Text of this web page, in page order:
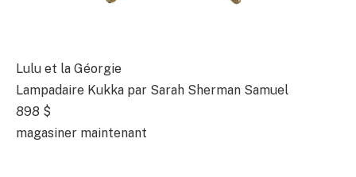
Lulu et la Géorgie
Lampadaire Kukka par Sarah Sherman Samuel
898 $
magasiner maintenant